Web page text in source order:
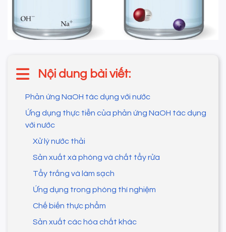
Nội dung bài viết:
Phản ứng NaOH tác dụng với nước
Ứng dụng thực tiễn của phản ứng NaOH tác dụng
với nước
Xử lý nước thải
Sản xuất xà phòng và chất tẩy rửa
Tẩy trắng và làm sạch
Ứng dụng trong phòng thí nghiệm
Chế biến thực phẩm
Sản xuất các hóa chất khác